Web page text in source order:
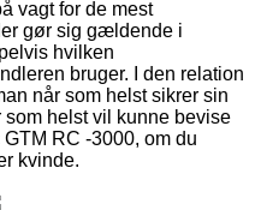
vagt for de mest
gør sig gældende i
hvilken
bruger. I den relation
når som helst sikrer sin
helst vil kunne bevise
RC -3000, om du
kvinde.